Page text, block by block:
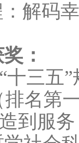
解码
：
“十三
排名第
造到服